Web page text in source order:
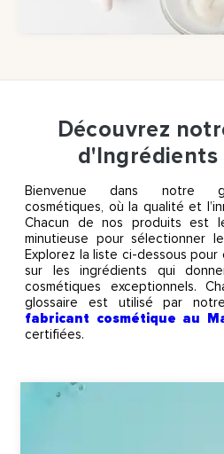
Découvrez
d'Ingrédients
Bienvenue dans notre
cosmétiques, où la qualité et
Chacun de nos produits est
minutieuse pour sélectionner
Explorez la liste ci-dessous
sur les ingrédients qui
cosmétiques exceptionnels.
glossaire est utilisé par
fabricant cosmétique au
certifiées.